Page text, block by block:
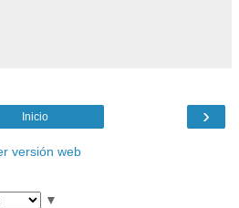
›
Inicio
versión web
▼